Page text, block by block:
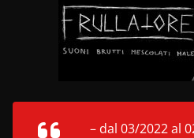
– dal 03/2022 al